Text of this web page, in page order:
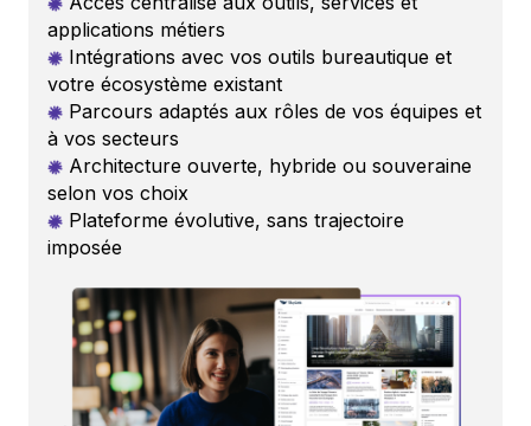
applications métiers
Intégrations avec vos outils bureautique et
votre écosystème existant
Parcours adaptés aux rôles de vos équipes et
à vos secteurs
Architecture ouverte, hybride ou souveraine
selon vos choix
Plateforme évolutive, sans trajectoire
imposée